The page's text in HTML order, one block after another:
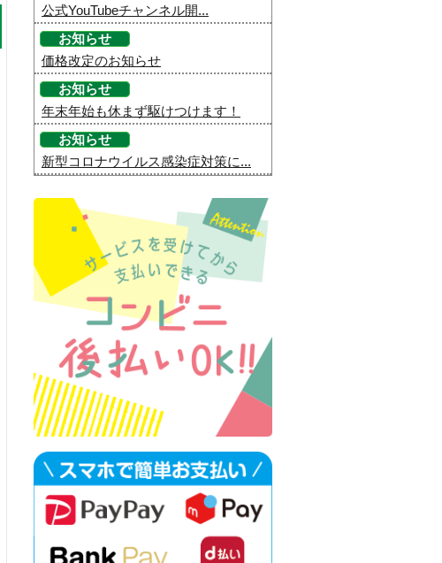
公式YouTubeチャンネル開...
お知らせ
価格改定のお知らせ
お知らせ
年末年始も休まず駆けつけます！
お知らせ
新型コロナウイルス感染症対策に...